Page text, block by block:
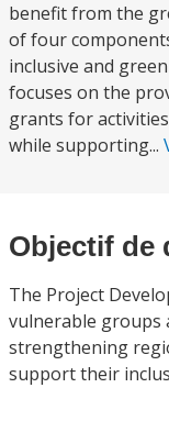
benefit from the
of four
inclusive and
focuses on the
grants for
while supporting...
Objectif de
The Project
vulnerable groups
strengthening
support their